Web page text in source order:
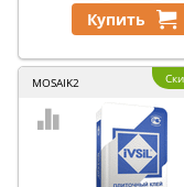
Купить
MOSAIK2